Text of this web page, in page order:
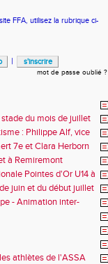
FFA, utilisez la rubrique ci-
|
mot de passe oublié ?
du mois de juillet
: Philippe Alf, vice
France
7e et Clara Herborn
à Remiremont
Pointes d'Or U14 à
juin et du début juillet
- Animation inter-
athlètes de l'ASSA